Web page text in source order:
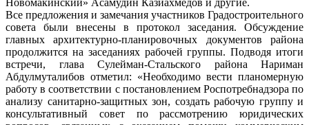
Все предложения и замечания участников Градостроительного
совета были внесены в протокол заседания. Обсуждение
главных архитектурно-планировочных документов района
продолжится на заседаниях рабочей группы. Подводя итоги
встречи, глава Сулейман-Стальского района Нариман
Абдулмуталибов отметил: «Необходимо вести планомерную
работу в соответствии с постановлением Роспотребнадзора по
анализу санитарно-защитных зон, создать рабочую группу и
консультативный совет по рассмотрению юридических